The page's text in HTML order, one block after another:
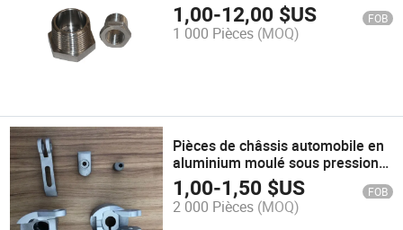
1,00-12,00 $US FOB
1 000 Pièces (MOQ)
Pièces de châssis automobile en
aluminium moulé sous pression
sur mesure
1,00-1,50 $US FOB
2 000 Pièces (MOQ)